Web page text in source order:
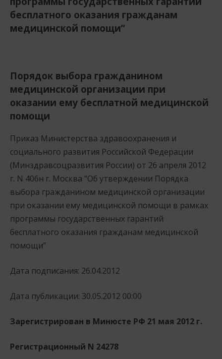
бесплатного оказания гражданам
медицинской помощи”
Порядок выбора гражданином
медицинской организации при
оказании ему бесплатной медицинской
помощи
Приказ Министерства здравоохранения и
социального развития Российской Федерации
(Минздравсоцразвития России) от 26 апреля 2012
г. N 406н г. Москва “Об утверждении Порядка
выбора гражданином медицинской организации
при оказании ему медицинской помощи в рамках
программы государственных гарантий
бесплатного оказания гражданам медицинской
помощи”
Дата подписания: 26.04.2012
Дата публикации: 30.05.2012 00:00
Зарегистрирован в Минюсте РФ 21 мая 2012 г.
Регистрационный N 24278